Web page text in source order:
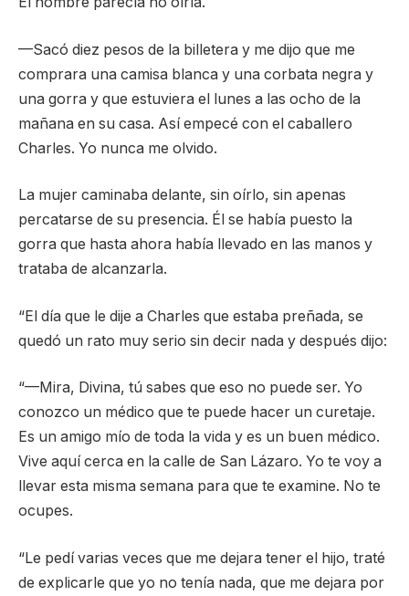
—Sacó diez pesos de la billetera y me dijo que me
comprara una camisa blanca y una corbata negra y
una gorra y que estuviera el lunes a las ocho de la
mañana en su casa. Así empecé con el caballero
Charles. Yo nunca me olvido.
La mujer caminaba delante, sin oírlo, sin apenas
percatarse de su presencia. Él se había puesto la
gorra que hasta ahora había llevado en las manos y
trataba de alcanzarla.
“El día que le dije a Charles que estaba preñada, se
quedó un rato muy serio sin decir nada y después dijo:
“—Mira, Divina, tú sabes que eso no puede ser. Yo
conozco un médico que te puede hacer un curetaje.
Es un amigo mío de toda la vida y es un buen médico.
Vive aquí cerca en la calle de San Lázaro. Yo te voy a
llevar esta misma semana para que te examine. No te
ocupes.
“Le pedí varias veces que me dejara tener el hijo, traté
de explicarle que yo no tenía nada, que me dejara por